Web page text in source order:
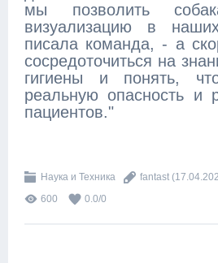
мы позволить
визуализацию в
писала команда, - а
сосредоточиться на
гигиены и понять,
реальную опасность и
пациентов."
Наука и Техника fantast
600
0.0/0